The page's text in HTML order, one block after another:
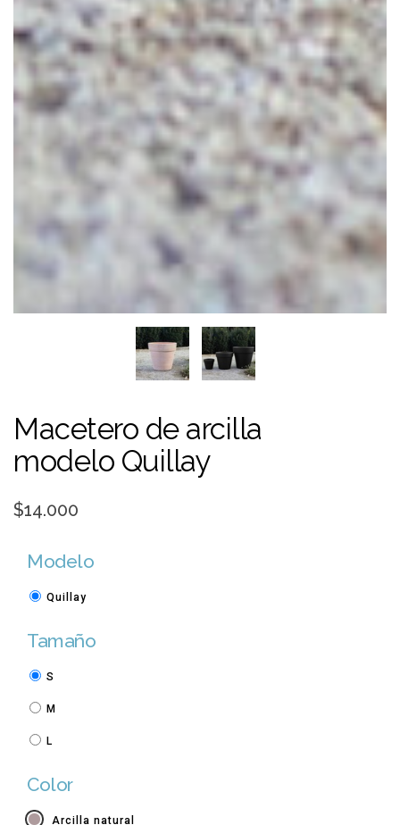
Macetero de arcilla
modelo Quillay
$14.000
Modelo
Quillay
Tamaño
S
M
L
Color
Arcilla natural